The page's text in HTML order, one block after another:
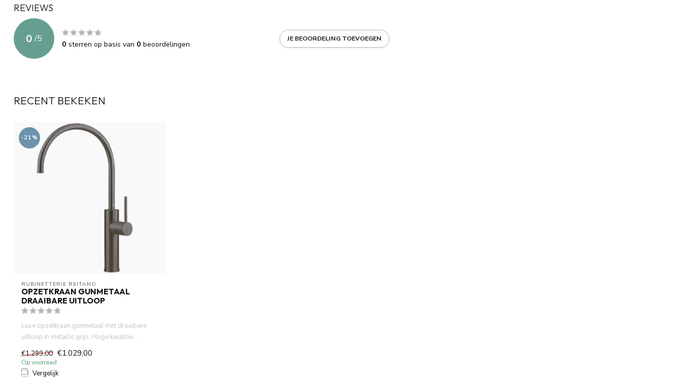
REVIEWS
0 /5
0 sterren op basis van 0 beoordelingen
JE BEOORDELING TOEVOEGEN
RECENT BEKEKEN
-21%
RUBINETTERIE REITANO
OPZETKRAAN GUNMETAAL
DRAAIBARE UITLOOP
Luxe opzetkraan gunmetaal met draaibare
uitloop in metallic grijs. Hoge kwalitei...
€1.299,00 €1.029,00
Op voorraad
Vergelijk